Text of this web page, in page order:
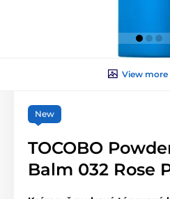
View more
New
TOCOBO
Balm 032 Rose